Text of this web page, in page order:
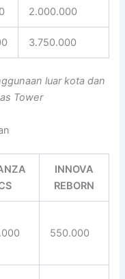
2.000.000
3.750.000
luar kota dan
Tower
INNOVA
REBORN
550.000